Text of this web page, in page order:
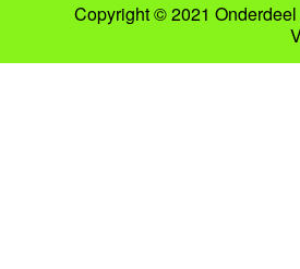
Copyright © 2021 Onderdeel